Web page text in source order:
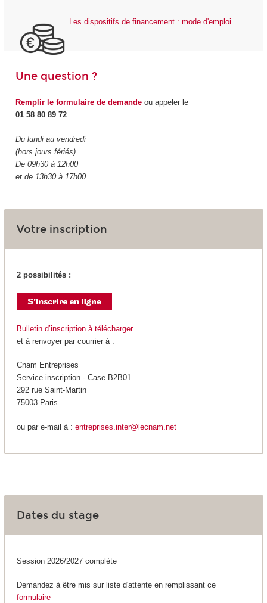
Les dispositifs de financement : mode d'emploi
Une question ?
Remplir le formulaire de demandeou appeler le
01 58 80 89 72
Du lundi au vendredi
(hors jours fériés)
De 09h30 à 12h00
et de 13h30 à 17h00
Votre inscription
2 possibilités :
Bulletin d’inscription à télécharger
et à renvoyer par courrier à :
Cnam Entreprises
Service inscription - Case B2B01
292 rue Saint-Martin
75003 Paris
ou par e-mail à : entreprises.inter@lecnam.net
Dates du stage
Session 2026/2027 complète
Demandez à être mis sur liste d'attente en remplissant ce
formulaire